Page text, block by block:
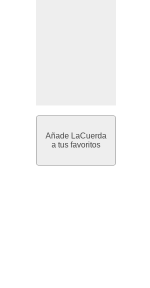
Añade LaCuerda
a tus favoritos